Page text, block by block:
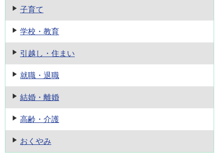
子育て
学校・教育
引越し・住まい
就職・退職
結婚・離婚
高齢・介護
おくやみ